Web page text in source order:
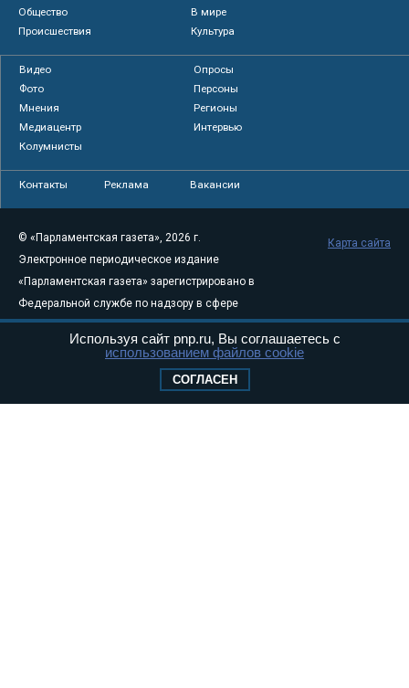
Общество
В мире
Происшествия
Культура
Видео
Опросы
Фото
Персоны
Мнения
Регионы
Медиацентр
Интервью
Колумнисты
Контакты Реклама Вакансии
© «Парламентская газета», 2026 г.
Электронное периодическое издание
«Парламентская газета» зарегистрировано в
Федеральной службе по надзору в сфере
связи, информационных технологий и
массовых коммуникаций (Роскомнадзор) 05
Свидетельство о регистрации Эл № ФС77-
Карта сайта
Используя сайт pnp.ru, Вы соглашаетесь с
использованием файлов cookie
СОГЛАСЕН